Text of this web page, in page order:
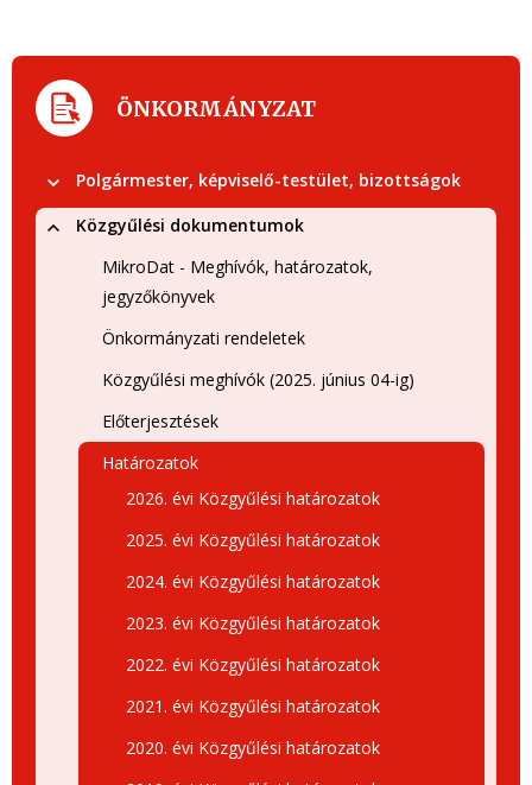
ÖNKORMÁNYZAT
Polgármester, képviselő-testület, bizottságok
Közgyűlési dokumentumok
MikroDat - Meghívók, határozatok,
jegyzőkönyvek
Önkormányzati rendeletek
Közgyűlési meghívók (2025. június 04-ig)
Előterjesztések
Határozatok
2026. évi Közgyűlési határozatok
2025. évi Közgyűlési határozatok
2024. évi Közgyűlési határozatok
2023. évi Közgyűlési határozatok
2022. évi Közgyűlési határozatok
2021. évi Közgyűlési határozatok
2020. évi Közgyűlési határozatok